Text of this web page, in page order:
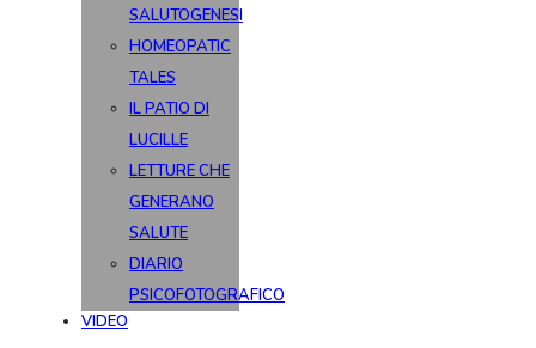
SALUTOGENESI
HOMEOPATIC
TALES
IL PATIO DI
LUCILLE
LETTURE CHE
GENERANO
SALUTE
DIARIO
PSICOFOTOGRAFICO
VIDEO